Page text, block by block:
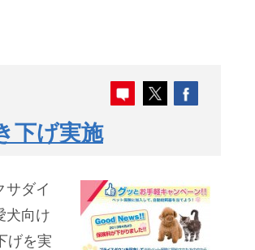
下げ実施
サダイ
犬向け
げを実